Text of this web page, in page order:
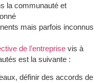
la communauté et
mais parfois inconnus
de l’entreprise vis à
est la suivante :
définir des accords de